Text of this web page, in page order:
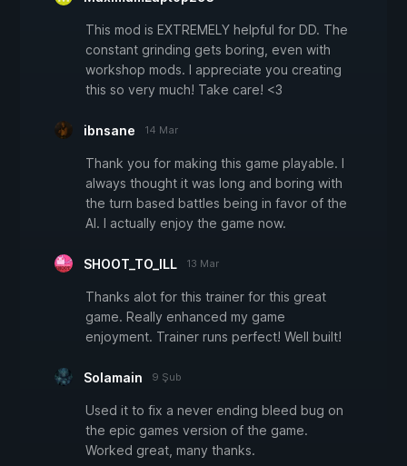
This mod is EXTREMELY helpful for DD. The
constant grinding gets boring, even with
workshop mods. I appreciate you creating
this so very much! Take care! <3
ibnsane 14 Mar
Thank you for making this game playable. I
always thought it was long and boring with
the turn based battles being in favor of the
AI. I actually enjoy the game now.
SHOOT_TO_ILL 13 Mar
Thanks alot for this trainer for this great
game. Really enhanced my game
enjoyment. Trainer runs perfect! Well built!
Solamain 9 Şub
Used it to fix a never ending bleed bug on
the epic games version of the game.
Worked great, many thanks.